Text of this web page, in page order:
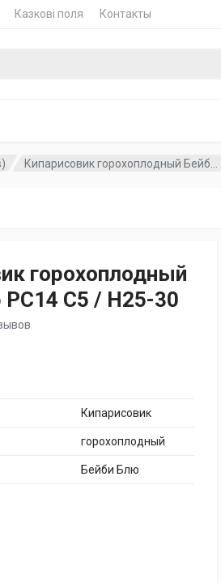
Казкові поля Контакты
Кипарисовик горохоплодный Бейб...
горохоплодный
C5 / H25-30
Кипарисовик
горохоплодный
Бейби Блю